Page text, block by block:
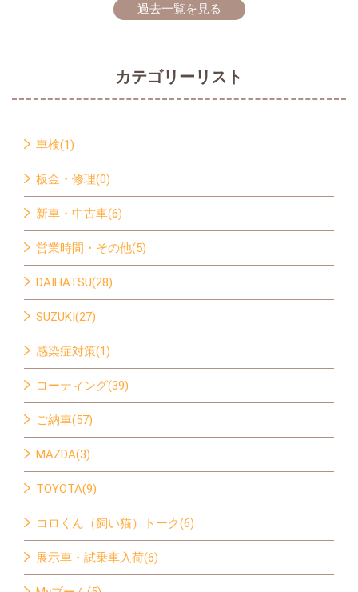
過去一覧を見る
カテゴリーリスト
車検(1)
板金・修理(0)
新車・中古車(6)
営業時間・その他(5)
DAIHATSU(28)
SUZUKI(27)
感染症対策(1)
コーティング(39)
ご納車(57)
MAZDA(3)
TOYOTA(9)
コロくん（飼い猫）トーク(6)
展示車・試乗車入荷(6)